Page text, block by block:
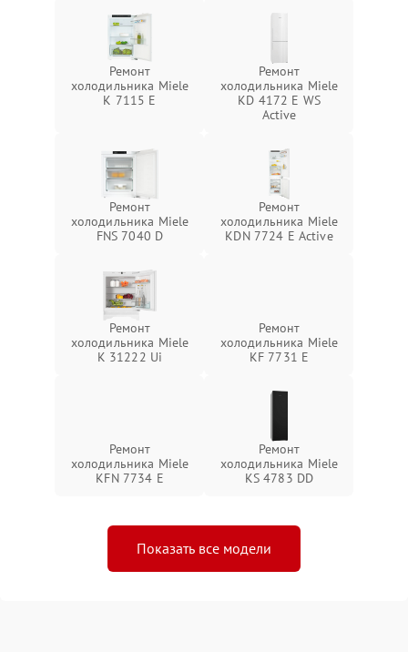
Ремонт
холодильника Miele
K 7115 E
Ремонт
холодильника Miele
KD 4172 E WS
Active
Ремонт
холодильника Miele
FNS 7040 D
Ремонт
холодильника Miele
KDN 7724 E Active
Ремонт
холодильника Miele
K 31222 Ui
Ремонт
холодильника Miele
KF 7731 E
Ремонт
холодильника Miele
KFN 7734 E
Ремонт
холодильника Miele
KS 4783 DD
Показать все модели